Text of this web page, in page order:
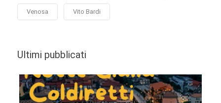
Venosa Vito Bardi
Ultimi pubblicati